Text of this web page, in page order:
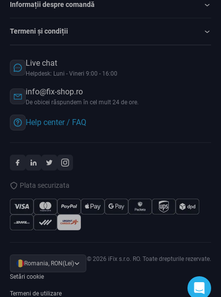
Informații despre comandă
Termeni și condiții
Live chat
Helpdesk: Luni - Vineri 9:00 - 16:00
info@fix-shop.ro
De obicei răspundem în cel mult 24 de ore.
Help center / FAQ
Plata securizata
Romania, RON(Lei)
Setări cookie
Termeni de utilizare
© 2026 iFix s.r.o. RO. Toate drepturile rezervate.